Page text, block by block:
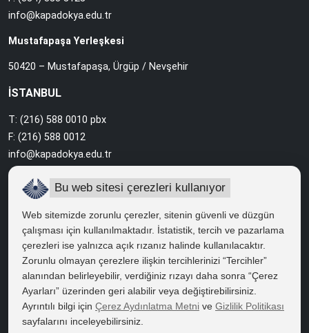
info@kapadokya.edu.tr
Mustafapaşa Yerleşkesi
50420 – Mustafapaşa, Ürgüp / Nevşehir
İSTANBUL
T: (216) 588 0010 pbx
F: (216) 588 0012
info@kapadokya.edu.tr
Sabiha Gökçen Yerleşkesi
HIZLI ERİŞİM
Bilgi Edinme
Bilgi Paketi
Kapadokya Eduroam
Bu web sitesi çerezleri kullanıyor
Web sitemizde zorunlu çerezler, sitenin güvenli ve düzgün
çalışması için kullanılmaktadır. İstatistik, tercih ve pazarlama
çerezleri ise yalnızca açık rızanız halinde kullanılacaktır.
Zorunlu olmayan çerezlere ilişkin tercihlerinizi “Tercihler”
alanından belirleyebilir, verdiğiniz rızayı daha sonra “Çerez
Ayarları” üzerinden geri alabilir veya değiştirebilirsiniz.
Ayrıntılı bilgi için Çerez Aydınlatma Metni ve Gizlilik Politikası
sayfalarını inceleyebilirsiniz.